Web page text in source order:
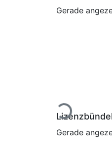
Gerade
Lade...
Gerade